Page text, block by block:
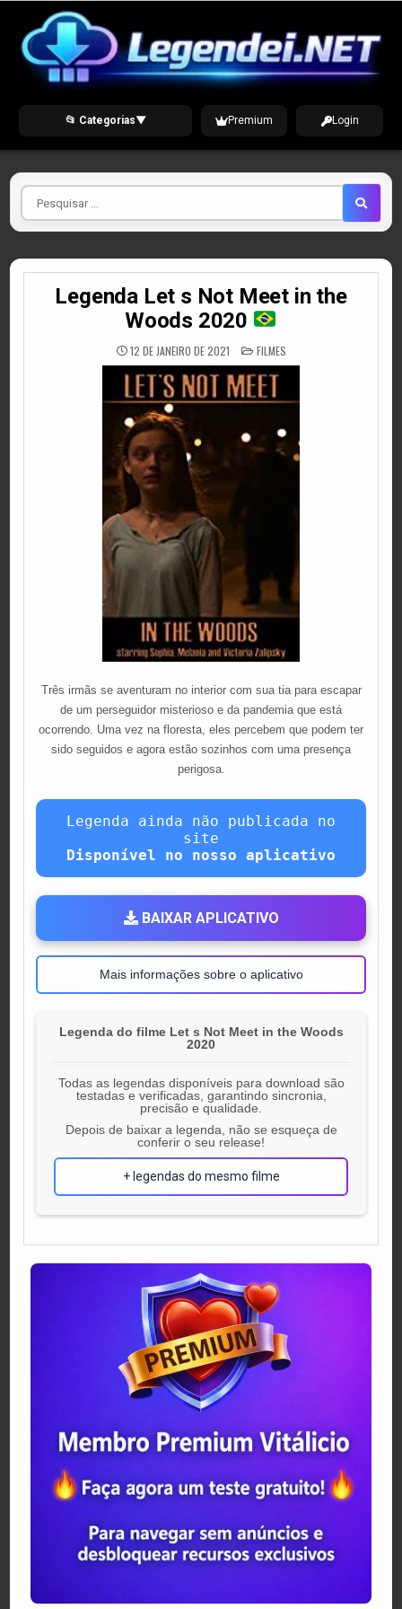
content
📂 Categorias▼ Premium Login
Pesquisar
por
Legenda Let s Not Meet in the
Woods 2020
12 DE JANEIRO DE 2021 POSTED
IN
FILMES
Três irmãs se aventuram no interior com sua tia para escapar
de um perseguidor misterioso e da pandemia que está
ocorrendo. Uma vez na floresta, eles percebem que podem ter
sido seguidos e agora estão sozinhos com uma presença
perigosa.
Legenda ainda não publicada no
site
Disponível no nosso aplicativo
BAIXAR APLICATIVO
Mais informações sobre o aplicativo
Legenda do filme Let s Not Meet in the Woods
2020
Todas as legendas disponíveis para download são
testadas e verificadas, garantindo sincronia,
precisão e qualidade.
Depois de baixar a legenda, não se esqueça de
conferir o seu release!
+ legendas do mesmo filme